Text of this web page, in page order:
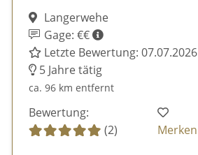
Langerwehe
Gage: €€
Letzte Bewertung: 07.07.2026
5 Jahre tätig
ca. 96 km entfernt
Bewertung:
(2)
Merken